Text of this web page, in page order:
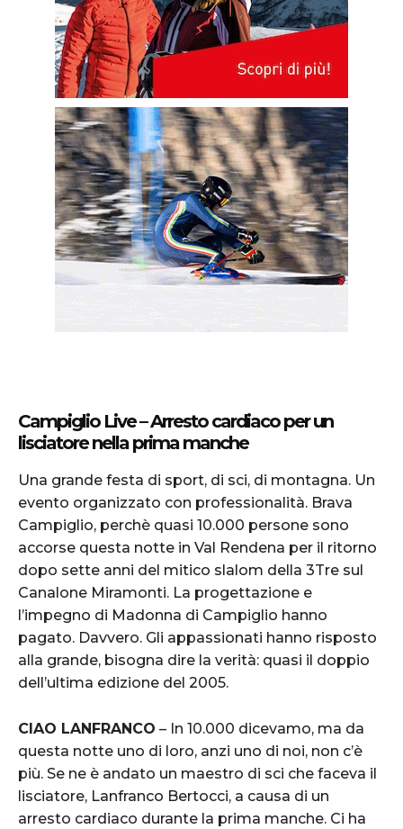
Campiglio Live – Arresto cardiaco per un
lisciatore nella prima manche
Una grande festa di sport, di sci, di montagna. Un
evento organizzato con professionalità. Brava
Campiglio, perchè quasi 10.000 persone sono
accorse questa notte in Val Rendena per il ritorno
dopo sette anni del mitico slalom della 3Tre sul
Canalone Miramonti. La progettazione e
l’impegno di Madonna di Campiglio hanno
pagato. Davvero. Gli appassionati hanno risposto
alla grande, bisogna dire la verità: quasi il doppio
dell’ultima edizione del 2005.
CIAO LANFRANCO – In 10.000 dicevamo, ma da
questa notte uno di loro, anzi uno di noi, non c’è
più. Se ne è andato un maestro di sci che faceva il
lisciatore, Lanfranco Bertocci, a causa di un
arresto cardiaco durante la prima manche. Ci ha